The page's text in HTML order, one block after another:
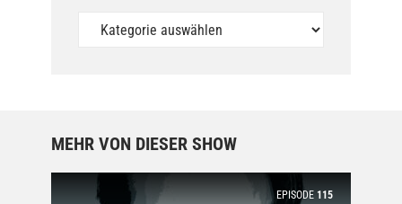
Podcasts
MEHR VON DIESER SHOW
EPISODE 115